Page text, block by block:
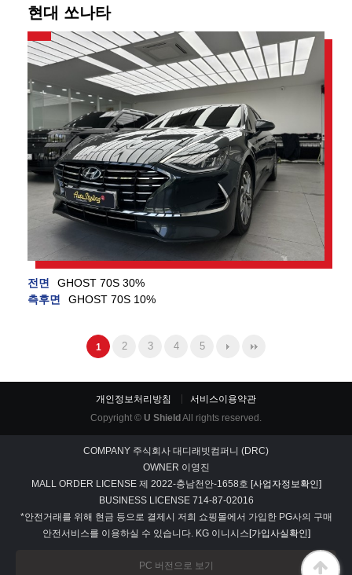
현대 쏘나타
전면
GHOST 70S 30%
측후면
GHOST 70S 10%
1 2 3 4 5
개인정보처리방침
서비스이용약관
Copyright © U Shield All rights reserved.
COMPANY 주식회사 대디래빗컴퍼니 (DRC)
OWNER 이영진
MALL ORDER LICENSE제 2022-충남천안-1658호 [사업자정보확인]
BUSINESS LICENSE714-87-02016
*안전거래를 위해 현금 등으로 결제시 저희 쇼핑몰에서 가입한 PG사의 구매
안전서비스를 이용하실 수 있습니다. KG 이니시스 [가입사실확인]
PC 버전으로 보기